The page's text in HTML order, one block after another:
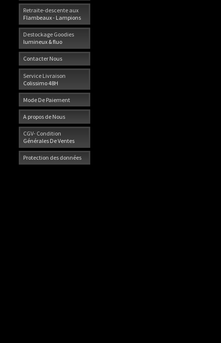
Retraite-descente aux
Flambeaux - Lampions
Destockage Goodies
lumineux & fluo
Contacter Nous
Service Livraison
Colissimo 48H
Mode De Paiement
A propos de Nous
CGV- Condition
Générales De Ventes
Protection des données